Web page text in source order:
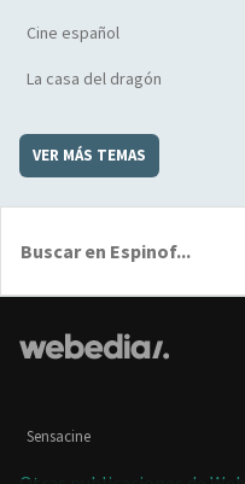
Cine español
La casa del dragón
VER MÁS TEMAS
Sensacine